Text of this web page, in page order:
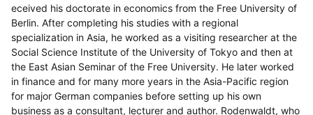
eceived his doctorate in economics from the Free University of
Berlin. After completing his studies with a regional
specialization in Asia, he worked as a visiting researcher at the
Social Science Institute of the University of Tokyo and then at
the East Asian Seminar of the Free University. He later worked
in finance and for many more years in the Asia-Pacific region
for major German companies before setting up his own
business as a consultant, lecturer and author. Rodenwaldt, who